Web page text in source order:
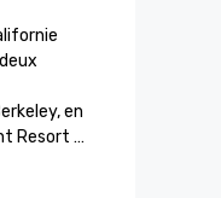
en
Resort
États-